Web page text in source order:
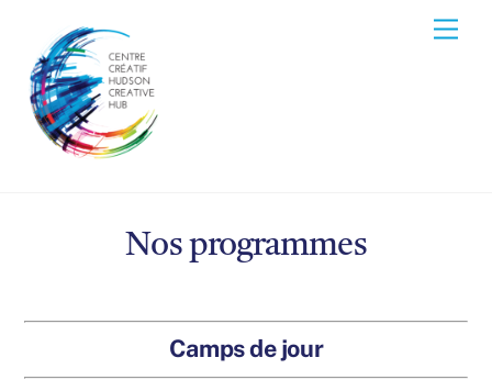
content
Nos programmes
Camps de jour